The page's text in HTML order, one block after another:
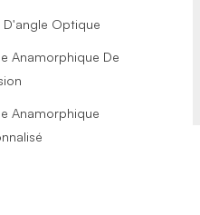
D'angle Optique
Anamorphique De
Anamorphique